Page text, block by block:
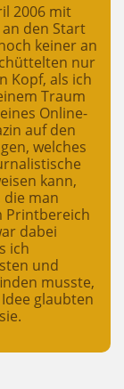
2006 mit
den Start
keiner an
nur
Kopf, als ich
Traum
Online-
auf den
welches
kann,
die man
Printbereich
dabei
ich
und
musste,
glaubten